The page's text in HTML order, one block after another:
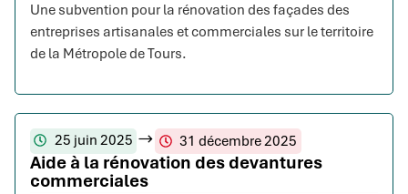
Une subvention pour la rénovation des façades des
entreprises artisanales et commerciales sur le territoire
de la Métropole de Tours.
25 juin 2025 31 décembre 2025
Aide à la rénovation des devantures
commerciales